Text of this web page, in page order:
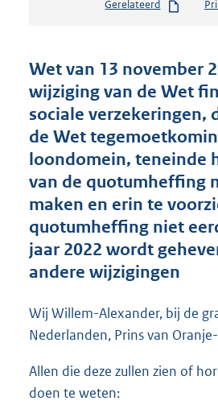
s
t
t
:
Gerelateerd
Wet van 13 november
wijziging van de Wet
sociale verzekeringen,
de Wet
loondomein, teneinde
van de quotumheffing
maken en erin te
quotumheffing niet
jaar 2022 wordt
andere wijzigingen
Wij Willem-Alexander, bij de
Nederlanden, Prins van
Allen die deze zullen zien of
doen te weten: